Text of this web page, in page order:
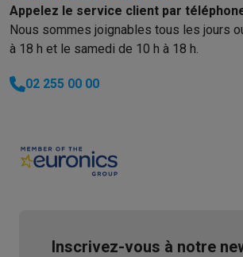
Appelez le service client par
Nous sommes joignables tous les jours
à 18 h et le samedi de 10 h à 18 h.
02 255 00 00
Inscrivez-vous à notre